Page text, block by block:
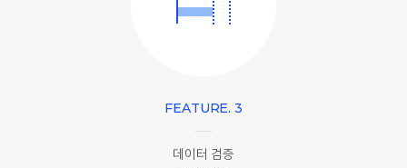
FEATURE. 3
데이터 검증